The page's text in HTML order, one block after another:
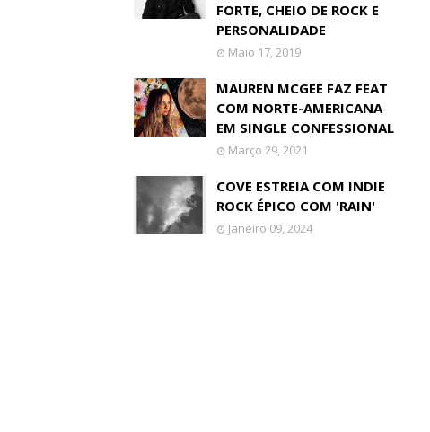
FORTE, CHEIO DE ROCK E
PERSONALIDADE
Maio 17, 2019
MAUREN MCGEE FAZ FEAT
COM NORTE-AMERICANA
EM SINGLE CONFESSIONAL
Março 29, 2021
COVE ESTREIA COM INDIE
ROCK ÉPICO COM 'RAIN'
Janeiro 09, 2024